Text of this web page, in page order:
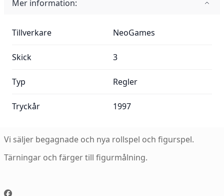
Mer information:
Tillverkare NeoGames
Skick 3
Typ Regler
Tryckår 1997
Vi säljer begagnade och nya rollspel och figurspel.
Tärningar och färger till figurmålning.